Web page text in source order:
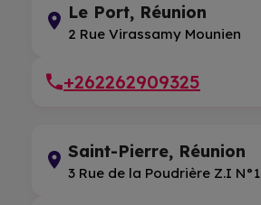
Le Port, Réunion
2 Rue Virassamy Mounien
+262262909325
Saint-Pierre, Réunion
3 Rue de la Poudrière Z.I N°1